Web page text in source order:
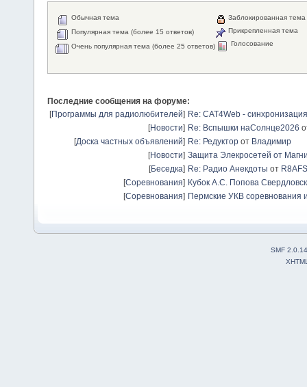
Обычная тема
Популярная тема (более 15 ответов)
Очень популярная тема (более 25 ответов)
Заблокированная тема
Прикрепленная тема
Голосование
Последние сообщения на форуме:
[Программы для радиолюбителей] Re: CAT4Web -
[Новости] Re: Вспышки наСолнце2026
[Доска частных объявлений] Re: Редуктор от Владимир
[Новости] Защита Элекросетей от
[Беседка] Re: Радио Анекдоты от R8AFS
[Соревнования] Кубок А.С. Попова
[Соревнования] Пермские УКВ соревнования
SMF 2.0.14